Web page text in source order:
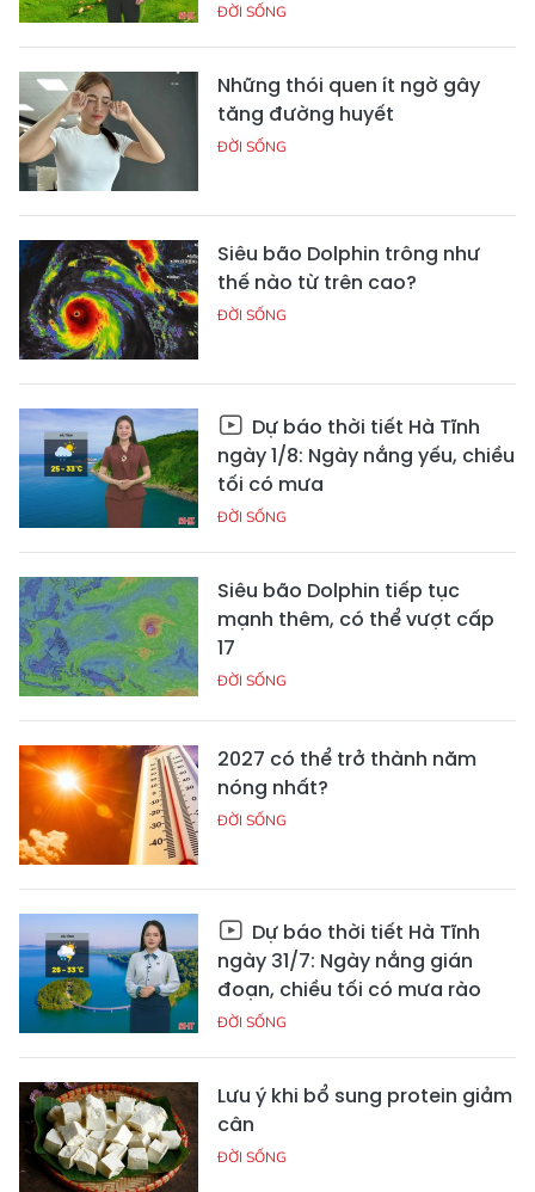
ĐỜI SỐNG
Những thói quen ít ngờ gây
tăng đường huyết
ĐỜI SỐNG
Siêu bão Dolphin trông như
thế nào từ trên cao?
ĐỜI SỐNG
Dự báo thời tiết Hà Tĩnh
ngày 1/8: Ngày nắng yếu, chiều
tối có mưa
ĐỜI SỐNG
Siêu bão Dolphin tiếp tục
mạnh thêm, có thể vượt cấp
17
ĐỜI SỐNG
2027 có thể trở thành năm
nóng nhất?
ĐỜI SỐNG
Dự báo thời tiết Hà Tĩnh
ngày 31/7: Ngày nắng gián
đoạn, chiều tối có mưa rào
ĐỜI SỐNG
Lưu ý khi bổ sung protein giảm
cân
ĐỜI SỐNG